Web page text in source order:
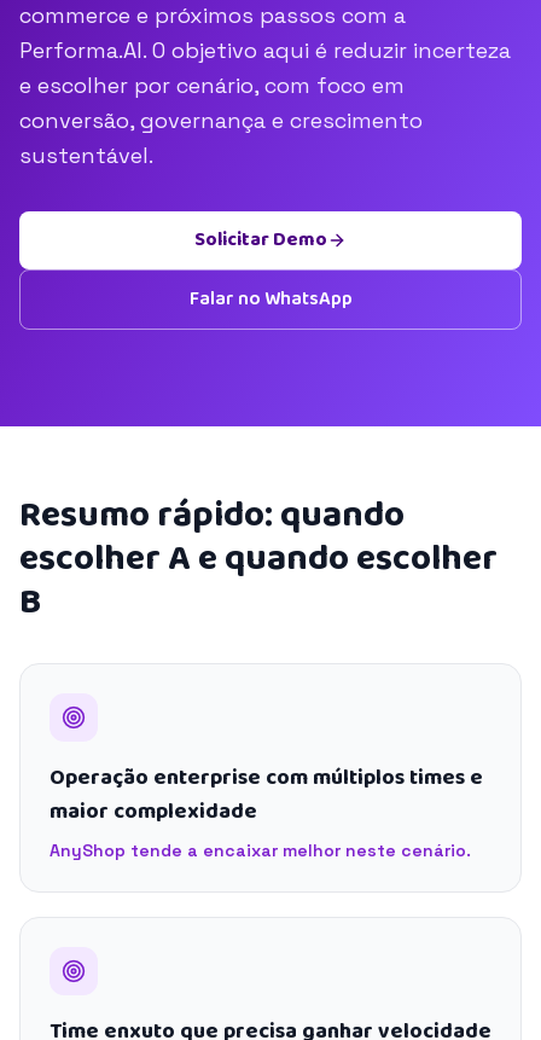
commerce e próximos passos com a
Performa.AI. O objetivo aqui é reduzir incerteza
e escolher por cenário, com foco em
conversão, governança e crescimento
sustentável.
Solicitar Demo
Falar no WhatsApp
Resumo rápido: quando
escolher A e quando escolher
B
Operação enterprise com múltiplos times e
maior complexidade
AnyShop tende a encaixar melhor neste cenário.
Time enxuto que precisa ganhar velocidade